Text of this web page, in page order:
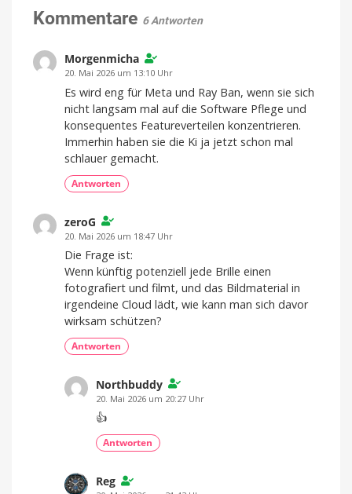
als
gegen
Kommentare 6 Antworten
Morgenmicha
20. Mai 2026 um 13:10 Uhr
Es wird eng für Meta und Ray Ban, wenn sie sich
nicht langsam mal auf die Software Pflege und
konsequentes Featureverteilen konzentrieren.
Immerhin haben sie die Ki ja jetzt schon mal
schlauer gemacht.
Antworten
zeroG
20. Mai 2026 um 18:47 Uhr
Die Frage ist:
Wenn künftig potenziell jede Brille einen
fotografiert und filmt, und das Bildmaterial in
irgendeine Cloud lädt, wie kann man sich davor
wirksam schützen?
Antworten
Northbuddy
20. Mai 2026 um 20:27 Uhr
👍
Antworten
Reg